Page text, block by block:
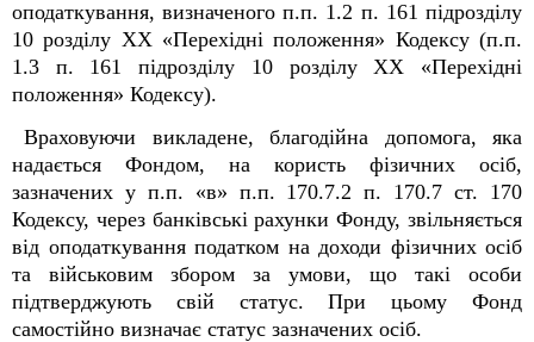
оподаткування, визначеного п.п. 1.2 п. 161 підрозділу
10 розділу XX «Перехідні положення» Кодексу (п.п.
1.3 п. 161 підрозділу 10 розділу XX «Перехідні
положення» Кодексу).
Враховуючи викладене, благодійна допомога, яка
надається Фондом, на користь фізичних осіб,
зазначених у п.п. «в» п.п. 170.7.2 п. 170.7 ст. 170
Кодексу, через банківські рахунки Фонду, звільняється
від оподаткування податком на доходи фізичних осіб
та військовим збором за умови, що такі особи
підтверджують свій статус. При цьому Фонд
самостійно визначає статус зазначених осіб.